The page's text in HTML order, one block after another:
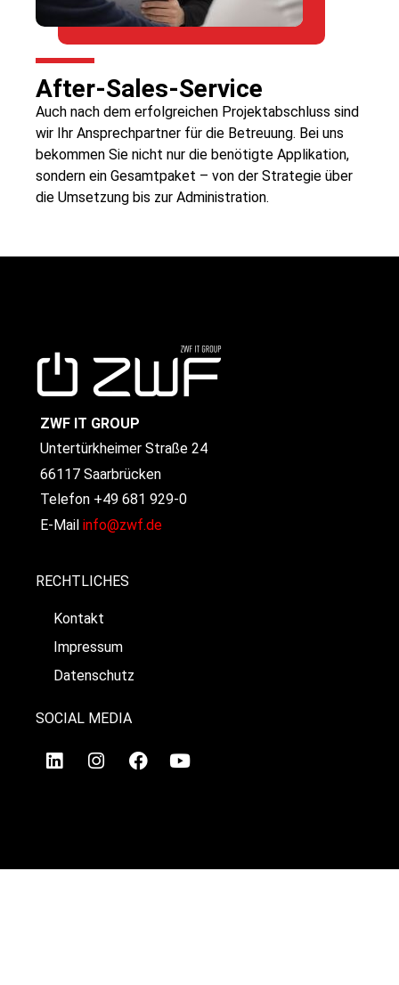
After-Sales-Service
Auch nach dem erfolgreichen Projektabschluss sind
wir Ihr Ansprechpartner für die Betreuung. Bei uns
bekommen Sie nicht nur die benötigte Applikation,
sondern ein Gesamtpaket – von der Strategie über
die Umsetzung bis zur Administration.
ZWF IT GROUP
Untertürkheimer Straße 24
66117 Saarbrücken
Telefon +49 681 929-0
E-Mail info@zwf.de
RECHTLICHES
Kontakt
Impressum
Datenschutz
SOCIAL MEDIA